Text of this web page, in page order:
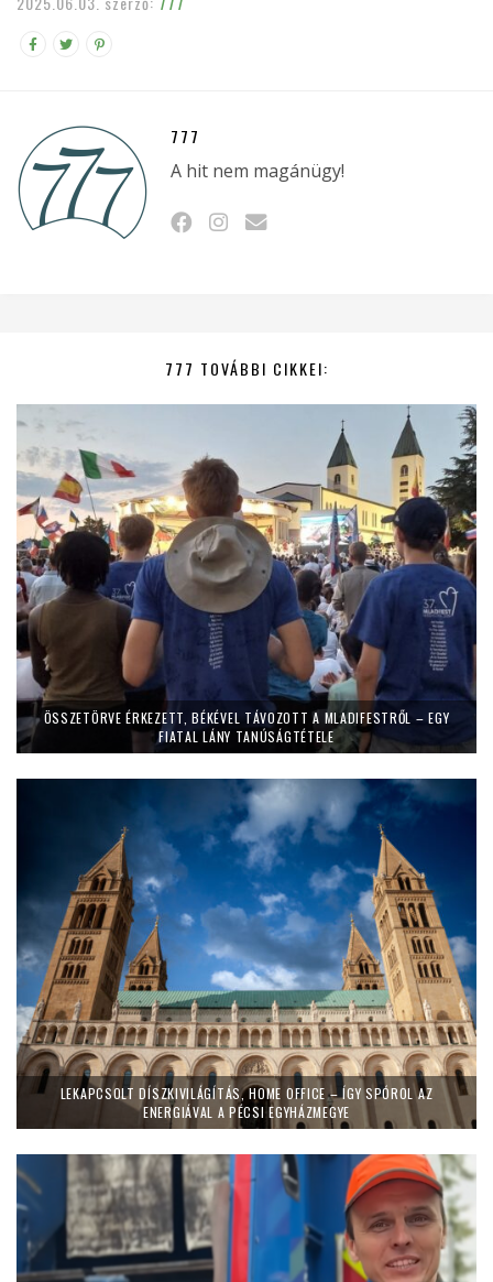
777
A hit nem magánügy!
777 TOVÁBBI CIKKEI:
ÖSSZETÖRVE ÉRKEZETT, BÉKÉVEL TÁVOZOTT A MLADIFESTRŐL – EGY
FIATAL LÁNY TANÚSÁGTÉTELE
LEKAPCSOLT DÍSZKIVILÁGÍTÁS, HOME OFFICE – ÍGY SPÓROL AZ
ENERGIÁVAL A PÉCSI EGYHÁZMEGYE